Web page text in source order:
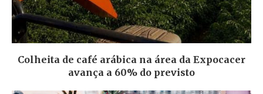
Colheita de café arábica na área da Expocacer
avança a 60% do previsto